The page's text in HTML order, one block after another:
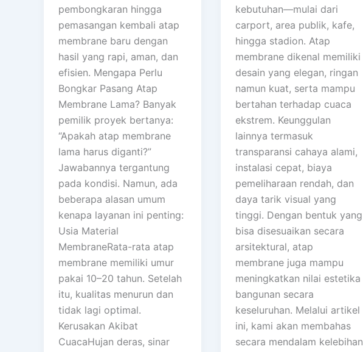
pembongkaran hingga
pemasangan kembali atap
membrane baru dengan
hasil yang rapi, aman, dan
efisien. Mengapa Perlu
Bongkar Pasang Atap
Membrane Lama? Banyak
pemilik proyek bertanya:
“Apakah atap membrane
lama harus diganti?”
Jawabannya tergantung
pada kondisi. Namun, ada
beberapa alasan umum
kenapa layanan ini penting:
Usia Material
MembraneRata-rata atap
membrane memiliki umur
pakai 10–20 tahun. Setelah
itu, kualitas menurun dan
tidak lagi optimal.
Kerusakan Akibat
CuacaHujan deras, sinar
kebutuhan—mulai dari
carport, area publik, kafe,
hingga stadion. Atap
membrane dikenal memiliki
desain yang elegan, ringan
namun kuat, serta mampu
bertahan terhadap cuaca
ekstrem. Keunggulan
lainnya termasuk
transparansi cahaya alami,
instalasi cepat, biaya
pemeliharaan rendah, dan
daya tarik visual yang
tinggi. Dengan bentuk yang
bisa disesuaikan secara
arsitektural, atap
membrane juga mampu
meningkatkan nilai estetika
bangunan secara
keseluruhan. Melalui artikel
ini, kami akan membahas
secara mendalam kelebihan